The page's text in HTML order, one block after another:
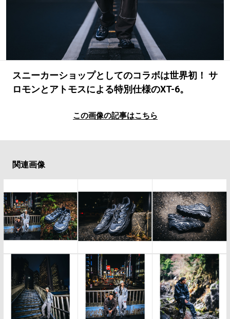
スニーカーショップとしてのコラボは世界初！ サ
ロモンとアトモスによる特別仕様のXT-6。
この画像の記事はこちら
関連画像